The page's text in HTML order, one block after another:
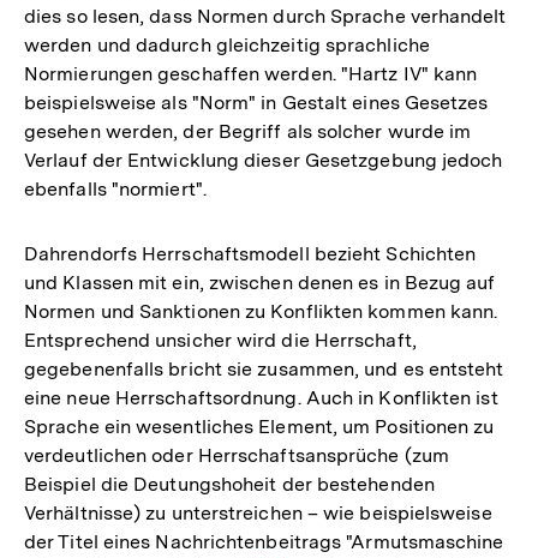
dies so lesen, dass Normen durch Sprache verhandelt
werden und dadurch gleichzeitig sprachliche
Normierungen geschaffen werden. "Hartz IV" kann
beispielsweise als "Norm" in Gestalt eines Gesetzes
gesehen werden, der Begriff als solcher wurde im
Verlauf der Entwicklung dieser Gesetzgebung jedoch
ebenfalls "normiert".
Dahrendorfs Herrschaftsmodell bezieht Schichten
und Klassen mit ein, zwischen denen es in Bezug auf
Normen und Sanktionen zu Konflikten kommen kann.
Entsprechend unsicher wird die Herrschaft,
gegebenenfalls bricht sie zusammen, und es entsteht
eine neue Herrschaftsordnung. Auch in Konflikten ist
Sprache ein wesentliches Element, um Positionen zu
verdeutlichen oder Herrschaftsansprüche (zum
Beispiel die Deutungshoheit der bestehenden
Verhältnisse) zu unterstreichen – wie beispielsweise
der Titel eines Nachrichtenbeitrags "Armutsmaschine